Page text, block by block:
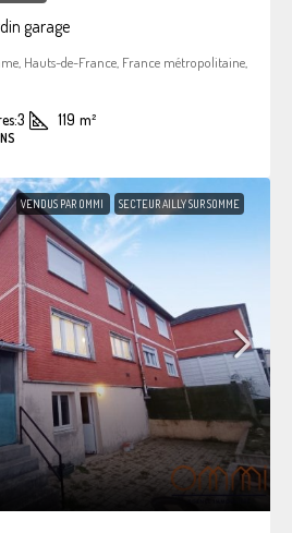
garage
Hauts-de-France, France métropolitaine,
3 119 m²
VENDUS PAR OMMI SECTEUR AILLY SUR SOMME